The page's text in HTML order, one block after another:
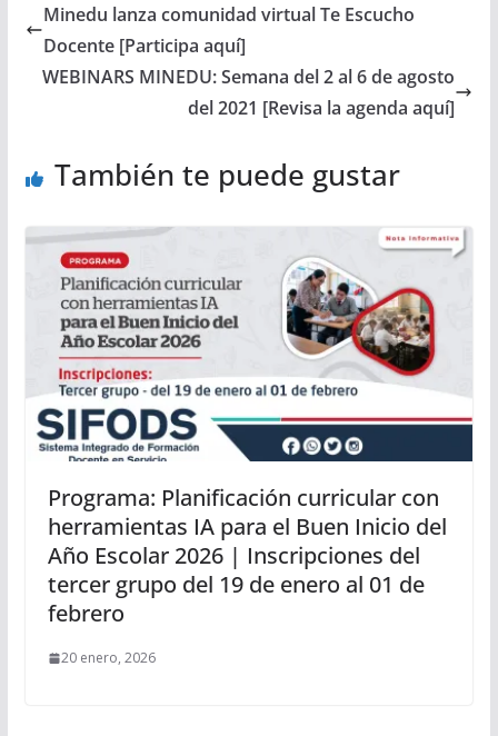
Minedu lanza comunidad virtual Te Escucho
Docente [Participa aquí]
WEBINARS MINEDU: Semana del 2 al 6 de agosto
del 2021 [Revisa la agenda aquí]
También te puede gustar
Programa: Planificación curricular con
herramientas IA para el Buen Inicio del
Año Escolar 2026 | Inscripciones del
tercer grupo del 19 de enero al 01 de
febrero
20 enero, 2026